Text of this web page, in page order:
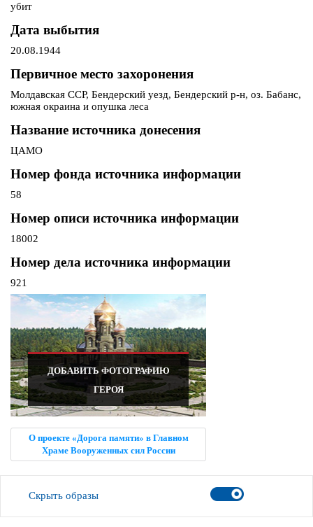
убит
Дата выбытия
20.08.1944
Первичное место захоронения
Молдавская ССР, Бендерский уезд, Бендерский р-н, оз. Бабанс,
южная окраина и опушка леса
Название источника донесения
ЦАМО
Номер фонда источника информации
58
Номер описи источника информации
18002
Номер дела источника информации
921
ДОБАВИТЬ ФОТОГРАФИЮ
ГЕРОЯ
О проекте «Дорога памяти» в Главном
Храме Вооруженных сил России
Скрыть образы